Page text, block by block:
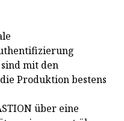
mit den
Produktion bestens
über eine